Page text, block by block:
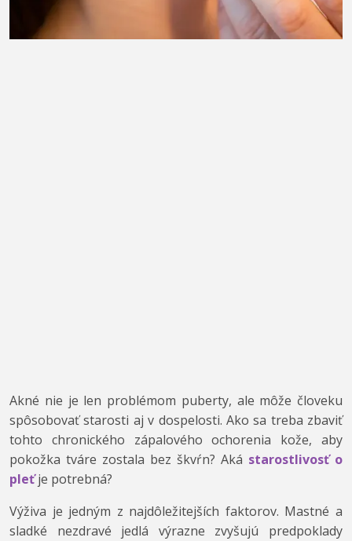
Akné nie je len problémom puberty, ale môže človeku
spôsobovať starosti aj v dospelosti. Ako sa treba zbaviť
tohto chronického zápalového ochorenia kože, aby
pokožka tváre zostala bez škvŕn? Aká starostlivosť o
pleťje potrebná?
Výživa je jedným z najdôležitejších faktorov. Mastné a
sladké nezdravé jedlá výrazne zvyšujú predpoklady